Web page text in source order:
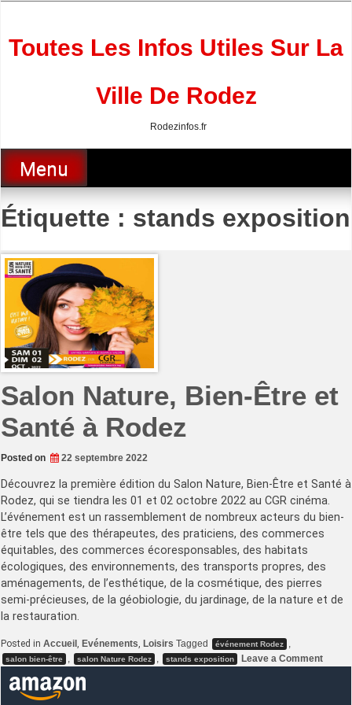
Toutes Les Infos Utiles Sur La
Ville De Rodez
Rodezinfos.fr
Menu
Étiquette : stands exposition
Salon Nature, Bien-Être et
Santé à Rodez
Posted on 22 septembre 2022
Découvrez la première édition du Salon Nature, Bien-Être et Santé à
Rodez, qui se tiendra les 01 et 02 octobre 2022 au CGR cinéma.
L’événement est un rassemblement de nombreux acteurs du bien-
être tels que des thérapeutes, des praticiens, des commerces
équitables, des commerces écoresponsables, des habitats
écologiques, des environnements, des transports propres, des
aménagements, de l’esthétique, de la cosmétique, des pierres
semi-précieuses, de la géobiologie, du jardinage, de la nature et de
la restauration.
Posted in Accueil Evénements Loisirs Tagged événement Rodez
salon bien-être salon Nature Rodez stands exposition Leave a Commenton
Salon